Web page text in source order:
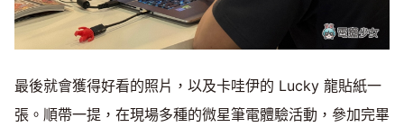
最後就會獲得好看的照片，以及卡哇伊的 Lucky 龍貼紙一
張。順帶一提，在現場多種的微星筆電體驗活動，參加完畢